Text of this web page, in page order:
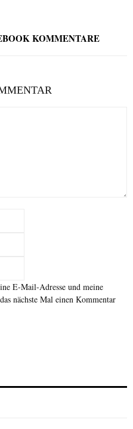
KOMMENTARE
E-Mail-Adresse und meine
nächste Mal einen Kommentar